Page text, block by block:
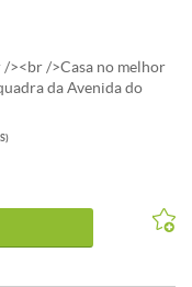
><br />Casa no melhor
da Avenida do
hospitalar e médica. <br
Restaurantes, Lojas
no local. <br />
de escada. Área externa
no local das 2